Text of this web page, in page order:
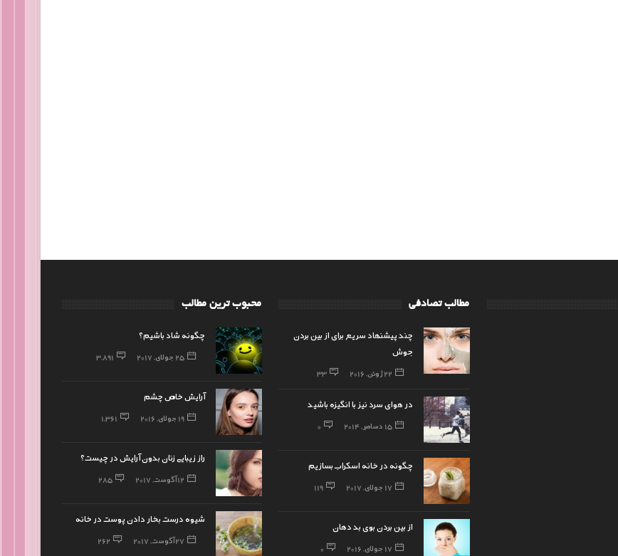
محبوب ترین مطالب
چگونه شاد باشیم؟
25 جولای, 2017 3,891
آرایش خاص چشم
19 جولای, 2016 1,361
راز زیبایی زنان بدون آرایش در چیست؟
12 آگوست, 2017 285
شیوه درست بخار دادن پوست در خانه
27 آگوست, 2017 262
مطالب تصادفی
چند پیشنهاد سریع برای از بین بردن
جوش
22 ژوئن, 2016 33
در هوای سرد نیز با انگیزه باشید
15 دسامبر, 2014 0
چگونه در خانه اسکراب بسازیم
17 جولای, 2017 119
از بین بردن بوی بد دهان
17 جولای, 2016 0